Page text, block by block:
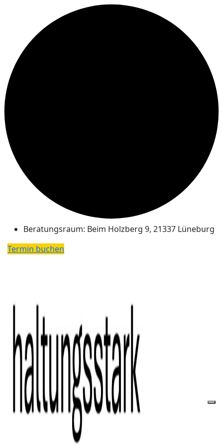
Beratungsraum: Beim Holzberg 9, 21337 Lüneburg
Termin buchen